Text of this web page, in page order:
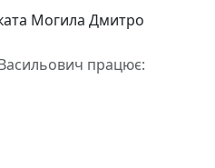
Могила Дмитро
працює: